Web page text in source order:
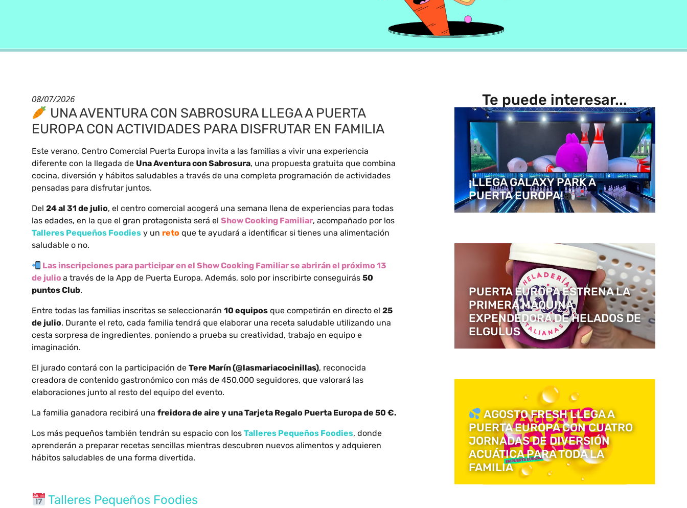
08/07/2026
UNA AVENTURA CON SABROSURA LLEGA A PUERTA
EUROPA CON ACTIVIDADES PARA DISFRUTAR EN FAMILIA
Este verano, Centro Comercial Puerta Europa invita a las familias a vivir una experiencia
diferente con la llegada de Una Aventura con Sabrosura, una propuesta gratuita que combina
cocina, diversión y hábitos saludables a través de una completa programación de actividades
pensadas para disfrutar juntos.
Del 24 al 31 de julio, el centro comercial acogerá una semana llena de experiencias para todas
las edades, en la que el gran protagonista será el Show Cooking Familiar, acompañado por los
Talleres Pequeños Foodies y un reto que te ayudará a identificar si tienes una alimentación
saludable o no.
Las inscripciones para participar en el Show Cooking Familiar se abrirán el próximo 13
de julio a través de la App de Puerta Europa. Además, solo por inscribirte conseguirás 50
puntos Club.
Entre todas las familias inscritas se seleccionarán 10 equipos que competirán en directo el 25
de julio. Durante el reto, cada familia tendrá que elaborar una receta saludable utilizando una
cesta sorpresa de ingredientes, poniendo a prueba su creatividad, trabajo en equipo e
imaginación.
El jurado contará con la participación de Tere Marín (@lasmariacocinillas), reconocida
creadora de contenido gastronómico con más de 450.000 seguidores, que valorará las
elaboraciones junto al resto del equipo del evento.
La familia ganadora recibirá una freidora de aire y una Tarjeta Regalo Puerta Europa de 50 €.
Los más pequeños también tendrán su espacio con los Talleres Pequeños Foodies, donde
aprenderán a preparar recetas sencillas mientras descubren nuevos alimentos y adquieren
hábitos saludables de una forma divertida.
Talleres Pequeños Foodies
Te puede interesar...
¡LLEGA GALAXY PARK A
PUERTA EUROPA!
PUERTA EUROPA ESTRENA LA
PRIMERA MÁQUINA
EXPENDEDORA DE HELADOS DE
ELGULUS
AGOSTO FRESH LLEGA A
PUERTA EUROPA CON CUATRO
JORNADAS DE DIVERSIÓN
ACUÁTICA PARA TODA LA
FAMILIA